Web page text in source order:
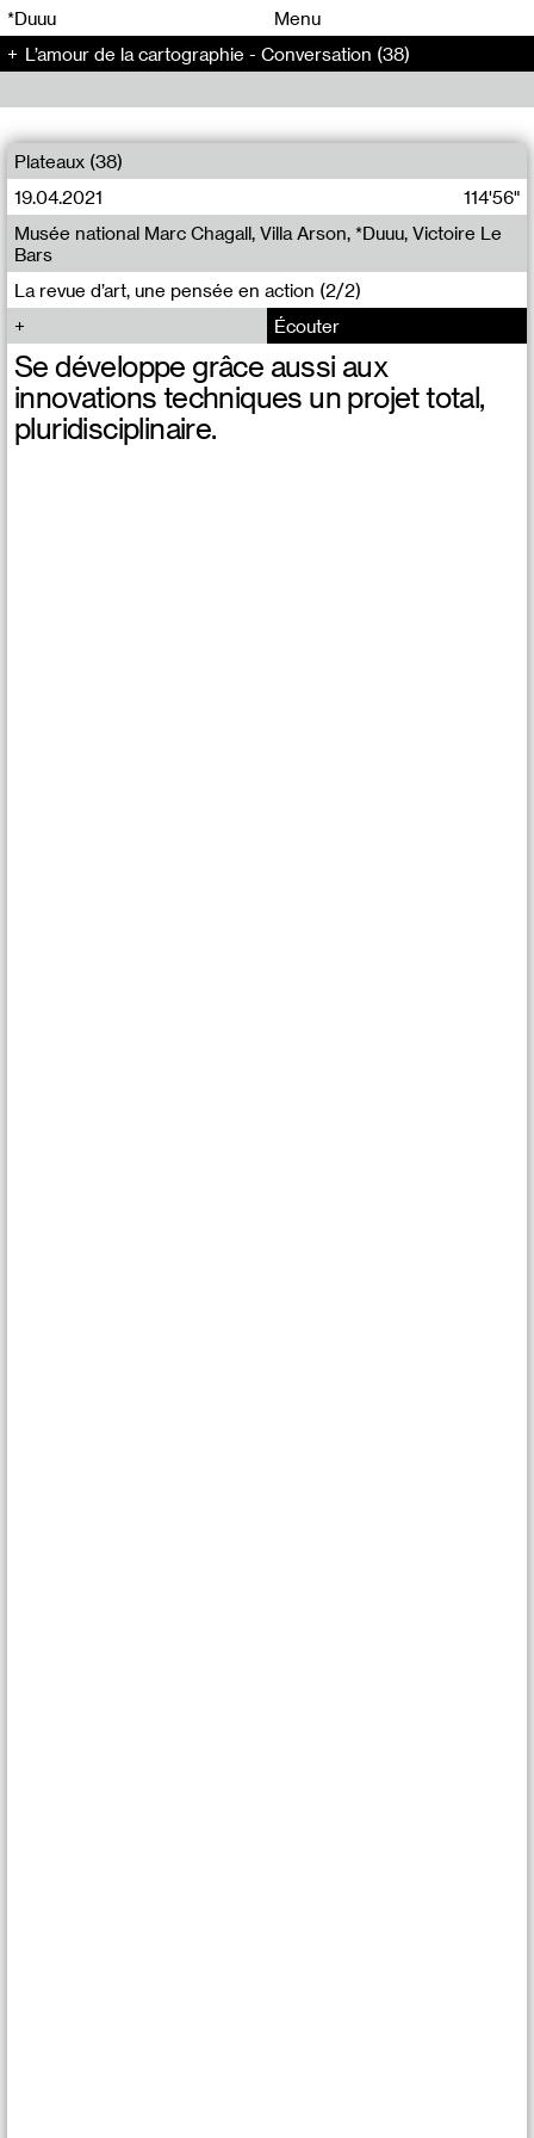
*Duuu
Menu
L’amour de la cartographie - Conversation (38)
Plateaux (38)
19.04.2021
114'56"
La revue d’art, une pensée en action (2/2)
Musée national Marc Chagall, Villa Arson, *Duuu, Victoire Le
Bars
Écouter
Se développe grâce aussi aux
innovations techniques un projet total,
pluridisciplinaire.
00 00
00 00